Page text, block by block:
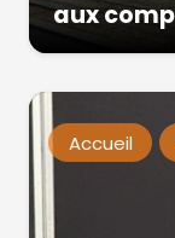
aux
Accueil